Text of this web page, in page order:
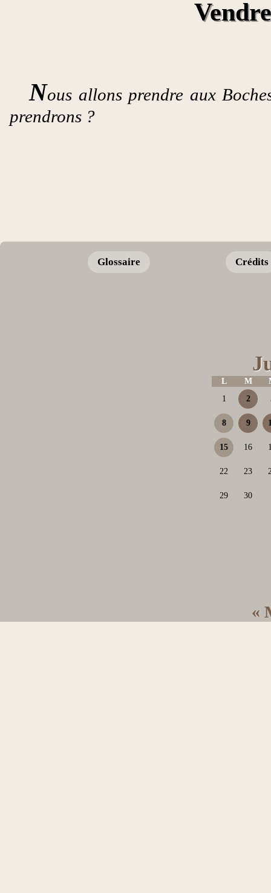
Nous allons prendre aux
prendrons ?
Glossaire Crédits
L M
1
2
8 9
15 16
22 23
29 30
«